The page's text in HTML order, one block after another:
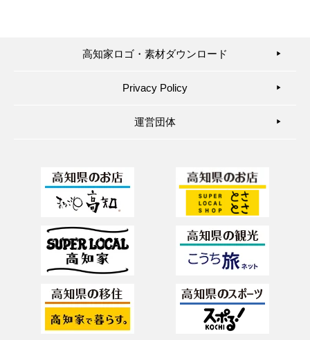
高知家ロゴ・素材ダウンロード ▶︎
Privacy Policy ▶︎
運営団体 ▶︎